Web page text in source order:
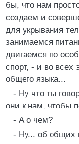
бы, что нам
создаем и
для укрывания
занимаемся
двигаемся по
спорт, - и во всех
общего языка...
- Ну что ты
они к нам, чтобы
- А о чем?
- Ну... об общих